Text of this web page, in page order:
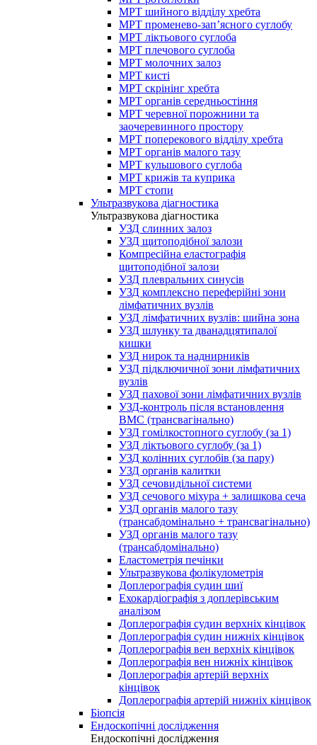
МРТ шийного відділу хребта
МРТ променево-зап’ясного суглобу
МРТ ліктьового суглоба
МРТ плечового суглоба
МРТ молочних залоз
МРТ кисті
МРТ скрінінг хребта
МРТ органів середньостіння
МРТ черевної порожнини та
заочеревинного простору
МРТ поперекового відділу хребта
МРТ органів малого тазу
МРТ кульшового суглоба
МРТ крижів та куприка
МРТ стопи
Ультразвукова діагностика
Ультразвукова діагностика
УЗД слинних залоз
УЗД щитоподібної залози
Компресійна еластографія
щитоподібної залози
УЗД плевральних синусів
УЗД комплексно переферійні зони
лімфатичних вузлів
УЗД лімфатичних вузлів: шийна зона
УЗД шлунку та дванадцятипалої
кишки
УЗД нирок та наднирників
УЗД підключичної зони лімфатичних
вузлів
УЗД пахової зони лімфатичних вузлів
УЗД-контроль після встановлення
ВМС (трансвагінально)
УЗД гомілкостопного суглобу (за 1)
УЗД ліктьового суглобу (за 1)
УЗД колінних суглобів (за пару)
УЗД органів калитки
УЗД сечовидільної системи
УЗД сечового міхура + залишкова сеча
УЗД органів малого тазу
(трансабдомінально + трансвагінально)
УЗД органів малого тазу
(трансабдомінально)
Еластометрія печінки
Ультразвукова фолікулометрія
Доплерографія судин шиї
Ехокардіографія з доплерівським
аналізом
Доплерографія судин верхніх кінцівок
Доплерографія судин нижніх кінцівок
Доплерографія вен верхніх кінцівок
Доплерографія вен нижніх кінцівок
Доплерографія артерій верхніх
кінцівок
Доплерографія артерій нижніх кінцівок
Біопсія
Ендоскопічні дослідження
Ендоскопічні дослідження